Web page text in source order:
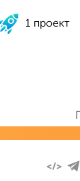
1 проект